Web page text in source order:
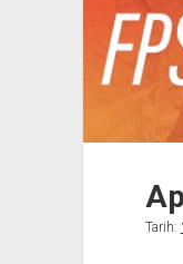
Tarih: